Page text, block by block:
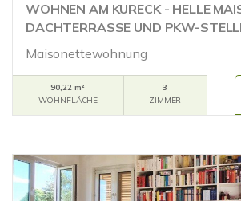
WOHNEN AM KURECK - HELLE
DACHTERRASSE UND PKW-
Maisonettewohnung
90,22 m²
WOHNFLÄCHE
3
ZIMMER